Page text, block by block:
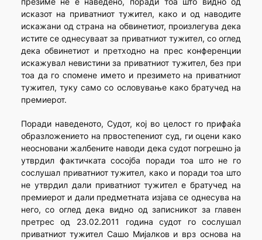
исказот на приватниот тужител, како и од наводите
искажани од страна на обвинетиот, произлегува дека
истите се однесуваат за приватниот тужител, со оглед
дека обвинетиот и претходно на прес конференции
искажувал невистини за приватниот тужител, без при
тоа да го спомене името и презимето на приватниот
тужител, туку само со ословување како братучед на
премиерот.
Поради наведеното, Судот, кој во целост го прифаќа
образложението на првостепениот суд, ги оцени како
неосновани жалбените наводи дека судот погрешно ја
утврдил фактичката сосојба поради тоа што не го
сослушал приватниот тужител, како и поради тоа што
не утврдил дали приватниот тужител е братучед на
премиерот и дали предметната изјава се однесува на
него, со оглед дека видно од записникот за главен
претрес од 23.02.2011 година судот го сослушал
приватниот тужител Сашо Мијалков и врз основа на